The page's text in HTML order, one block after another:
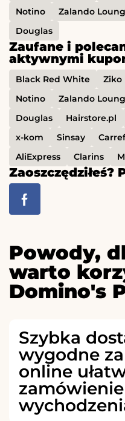
Notino
Zalando
Douglas
Zaufane i
aktywnymi
Black Red White Ziko
Notino
Zalando
Douglas
Hairstore.pl
x-kom
Sinsay
AliExpress
Clarins
Zaoszczędziłeś?
Powody,
warto
Domino's
Szybka
wygodne
online